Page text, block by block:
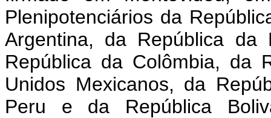
Plenipotenciários da
Argentina, da República
República da Colômbia, da
Unidos Mexicanos, da
Peru e da República